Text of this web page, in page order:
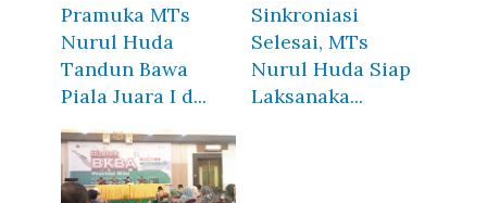
Pramuka MTs
Nurul Huda
Tandun Bawa
Piala Juara I d...
Sinkroniasi
Selesai, MTs
Nurul Huda Siap
Laksanaka...